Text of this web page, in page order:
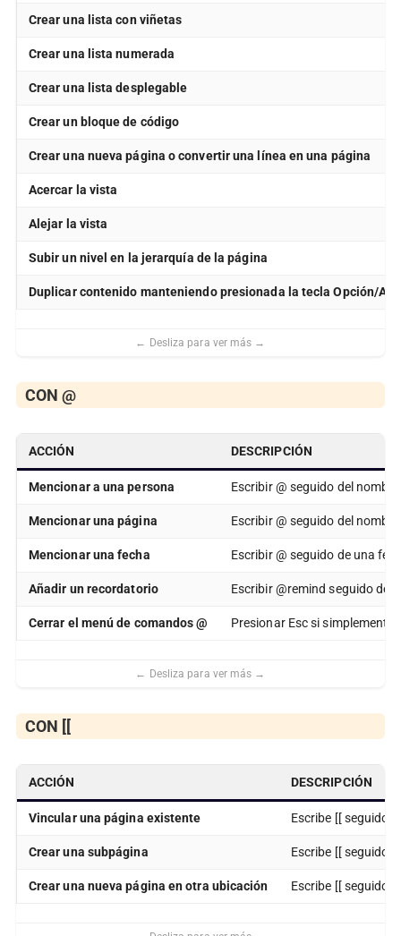
Crear una lista con viñetas
Crear una lista numerada
Crear una lista desplegable
Crear un bloque de código
Crear una nueva página o convertir una línea en una página
Acercar la vista
Alejar la vista
Subir un nivel en la jerarquía de la página
Duplicar contenido manteniendo presionada la tecla Opción/Alt
CON @
ACCIÓN DESCRIPCIÓN
Mencionar a una persona Escribir @ seguido del
Mencionar una página Escribir @ seguido del
Mencionar una fecha Escribir @ seguido de una
Añadir un recordatorio Escribir @remind seguido de
Cerrar el menú de comandos@ Presionar Esc si simplemente
CON [[
ACCIÓN DESCRIPCIÓN
Vincular una página existente Escribe [[ seguido
Crear una subpágina Escribe [[ seguido
Crear una nueva página en otra ubicación Escribe [[ seguido